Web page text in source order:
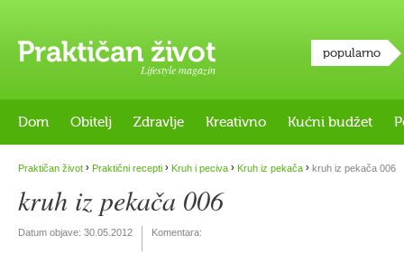
Lifestyle magazin
popularno
Dom Obitelj Zdravlje Kreativno Kućni budžet
Praktičan život › Praktični recepti › Kruh i peciva › Kruh iz pekača › kruh iz pekača 006
kruh iz pekača 006
Datum objave: 30.05.2012 Komentara: